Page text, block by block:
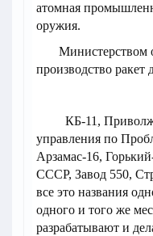
атомная
оружия.
Министерством
производство ракет
КБ-11,
управления по
Арзамас-16,
СССР, Завод 550,
все это названия
одного и того же
разрабатывают и